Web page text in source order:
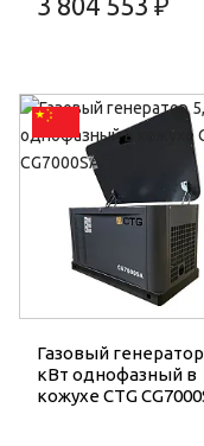
Газовый
кВт однофазный в
кожухе CTG